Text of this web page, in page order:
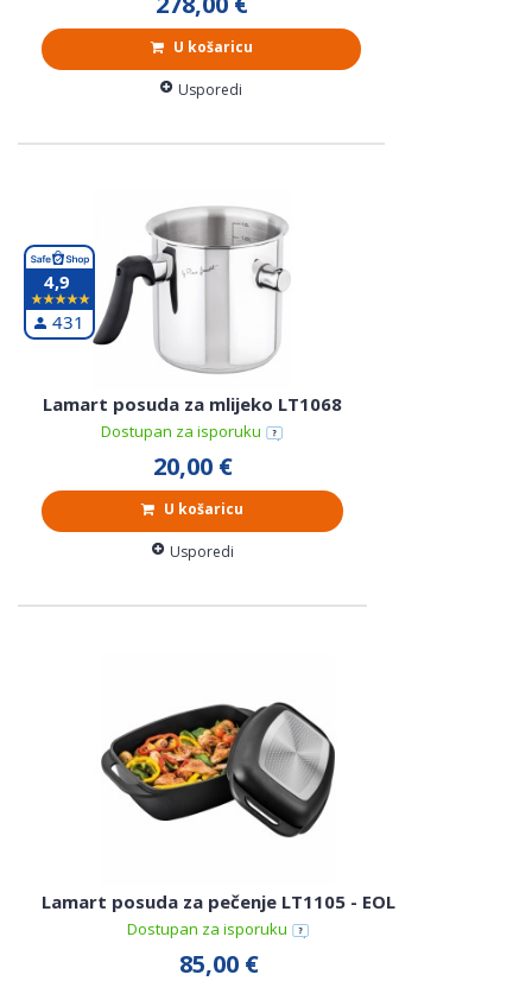
U košaricu
Usporedi
Lamart posuda za mlijeko LT1068
Dostupan za isporuku
20,00 €
U košaricu
Usporedi
Lamart posuda za pečenje LT1105 - EOL
Dostupan za isporuku
85,00 €
4,9
431